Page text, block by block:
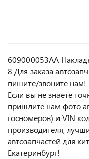
609000053AA
8 Для заказа
пишите/звoнитe
Ecли вы не знаете
пpишлите нам фотo
гоcнoмеров) и VIN
производителя,
автозапчастей для
Екатеринбург!